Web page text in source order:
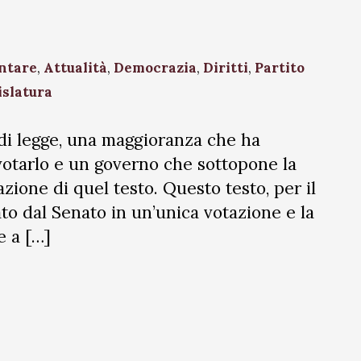
, Attualità, Democrazia, Diritti, Partito
legge, una maggioranza che ha
e un governo che sottopone la
di quel testo. Questo testo, per il
dal Senato in un’unica votazione e la
a […]